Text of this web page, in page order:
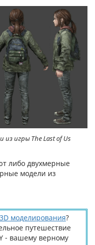
игры The Last of Us
либо двухмерные
модели из
моделирования?
путешествие
- вашему верному